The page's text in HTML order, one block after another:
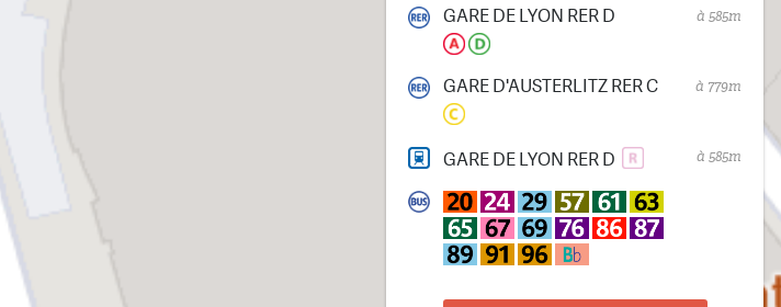
GARE DE LYON RER D à 585m
GARE D'AUSTERLITZ RER C à 779m
GARE DE LYON RER D à 585m